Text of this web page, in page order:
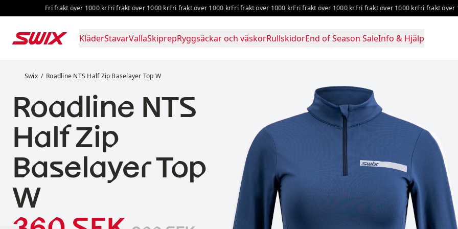
Hoppa till innehåll
Fri frakt över 1000 krFri frakt över 1000 krFri frakt över 1000 krFri frakt över 1000 krFri frakt över 1000 krFri frakt över 1000 krFri frakt över
KläderStavarVallaSkiprepRyggsäckar och väskorRullskidorEnd of Season SaleInfo & Hjälp
Swix Roadline NTS Half Zip Baselayer Top W
Roadline NTS
Half Zip
Baselayer Top
W